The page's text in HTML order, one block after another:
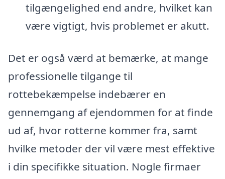
tilgængelighed end andre, hvilket kan
være vigtigt, hvis problemet er akutt.
Det er også værd at bemærke, at mange
professionelle tilgange til
rottebekæmpelse indebærer en
gennemgang af ejendommen for at finde
ud af, hvor rotterne kommer fra, samt
hvilke metoder der vil være mest effektive
i din specifikke situation. Nogle firmaer